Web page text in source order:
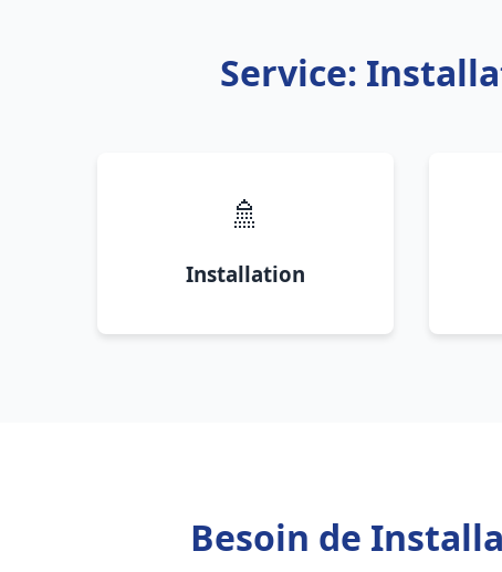
Service:
🚿
Installation
Besoin de